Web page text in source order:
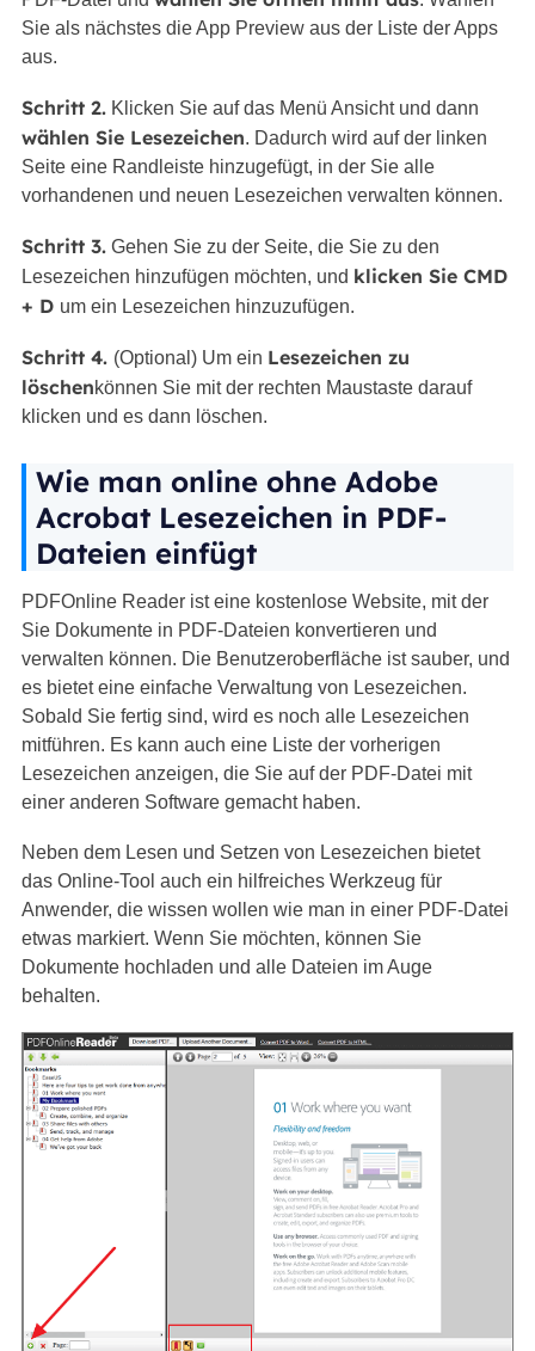
Sie als nächstes die App Preview aus der Liste der Apps
aus.
Schritt 2.Klicken Sie auf das Menü Ansicht und dann
wählen Sie Lesezeichen. Dadurch wird auf der linken
Seite eine Randleiste hinzugefügt, in der Sie alle
vorhandenen und neuen Lesezeichen verwalten können.
Schritt 3.Gehen Sie zu der Seite, die Sie zu den
Lesezeichen hinzufügen möchten, und klicken Sie CMD
+ D um ein Lesezeichen hinzuzufügen.
Schritt 4. (Optional) Um ein Lesezeichen zu
löschenkönnen Sie mit der rechten Maustaste darauf
klicken und es dann löschen.
Wie man online ohne Adobe
Acrobat Lesezeichen in PDF-
Dateien einfügt
PDFOnline Reader ist eine kostenlose Website, mit der
Sie Dokumente in PDF-Dateien konvertieren und
verwalten können. Die Benutzeroberfläche ist sauber, und
es bietet eine einfache Verwaltung von Lesezeichen.
Sobald Sie fertig sind, wird es noch alle Lesezeichen
mitführen. Es kann auch eine Liste der vorherigen
Lesezeichen anzeigen, die Sie auf der PDF-Datei mit
einer anderen Software gemacht haben.
Neben dem Lesen und Setzen von Lesezeichen bietet
das Online-Tool auch ein hilfreiches Werkzeug für
Anwender, die wissen wollen wie man in einer PDF-Datei
etwas markiert. Wenn Sie möchten, können Sie
Dokumente hochladen und alle Dateien im Auge
behalten.